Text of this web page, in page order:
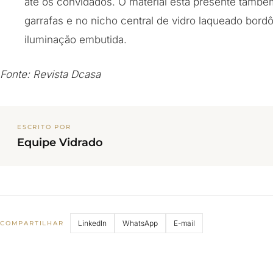
garrafas e no nicho central de vidro laqueado
iluminação embutida.
Fonte: Revista Dcasa
ESCRITO POR
Equipe Vidrado
COMPARTILHAR LinkedIn WhatsApp E-mail